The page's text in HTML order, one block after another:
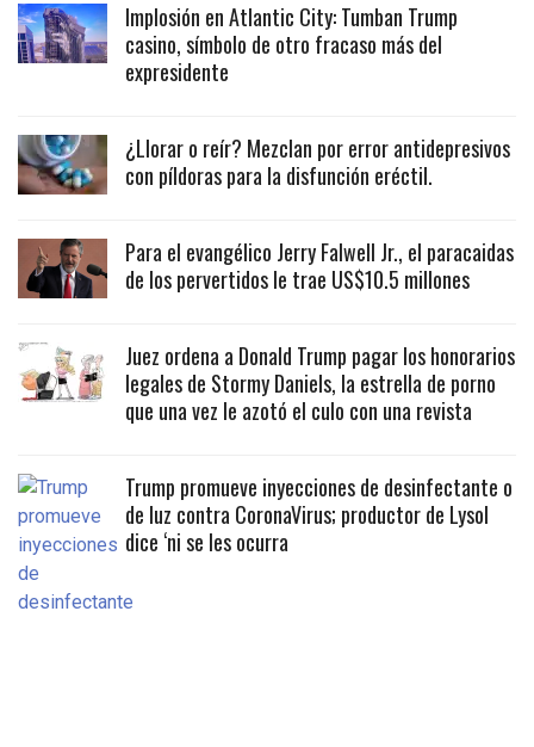
Implosión en Atlantic City: Tumban Trump
casino, símbolo de otro fracaso más del
expresidente
¿Llorar o reír? Mezclan por error antidepresivos
con píldoras para la disfunción eréctil.
Para el evangélico Jerry Falwell Jr., el paracaidas
de los pervertidos le trae US$10.5 millones
Juez ordena a Donald Trump pagar los honorarios
legales de Stormy Daniels, la estrella de porno
que una vez le azotó el culo con una revista
Trump promueve inyecciones de desinfectante o
de luz contra CoronaVirus; productor de Lysol
dice ‘ni se les ocurra